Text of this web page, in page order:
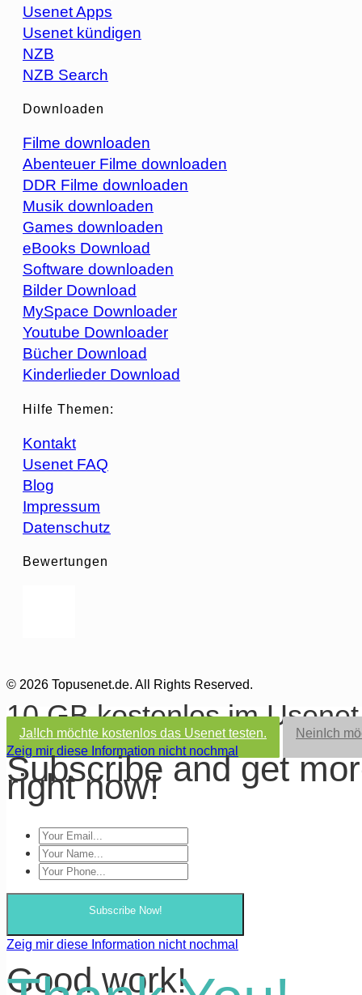
Usenet Apps
Usenet kündigen
NZB
NZB Search
Downloaden
Filme downloaden
Abenteuer Filme downloaden
DDR Filme downloaden
Musik downloaden
Games downloaden
eBooks Download
Software downloaden
Bilder Download
MySpace Downloader
Youtube Downloader
Bücher Download
Kinderlieder Download
Hilfe Themen:
Kontakt
Usenet FAQ
Blog
Impressum
Datenschutz
Bewertungen
© 2026 Topusenet.de. All Rights Reserved.
10 GB kostenlos im
Ja! Ich möchte kostenlos das Usenet testen. Nein Ich
Zeig mir diese Information nicht nochmal
Subscribe and get
right now!
Subscribe Now!
Zeig mir diese Information nicht nochmal
Good work!